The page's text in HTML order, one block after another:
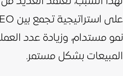
نمو مستدام، وزيادة عدد
المبيعات بشكل مستمر.